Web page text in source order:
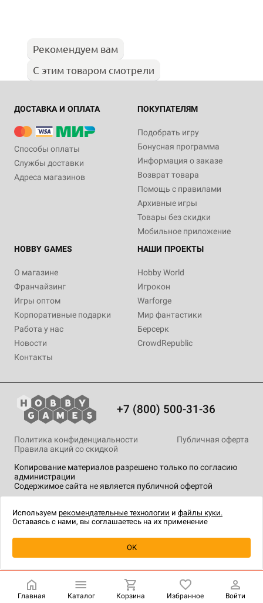
Уведомить о наличии
Рекомендуем вам
С этим товаром смотрели
ДОСТАВКА И ОПЛАТА
Способы оплаты
Службы доставки
Адреса магазинов
ПОКУПАТЕЛЯМ
Подобрать игру
Бонусная программа
Информация о заказе
Возврат товара
Помощь с правилами
Архивные игры
Товары без скидки
Мобильное приложение
HOBBY GAMES
О магазине
Франчайзинг
Игры оптом
Корпоративные подарки
Работа у нас
Новости
Контакты
НАШИ ПРОЕКТЫ
Hobby World
Игрокон
Warforge
Мир фантастики
Берсерк
CrowdRepublic
+7 (800) 500-31-36
Копирование материалов разрешено только по согласию
администрации
Содержимое сайта не является публичной офертой
Политика конфиденциальности
Публичная оферта
Правила акций со скидкой
технологии.
Главная Каталог Корзина Избранное Войти
Используем рекомендательные технологии и файлы куки.
Оставаясь с нами, вы соглашаетесь на их применение
OK